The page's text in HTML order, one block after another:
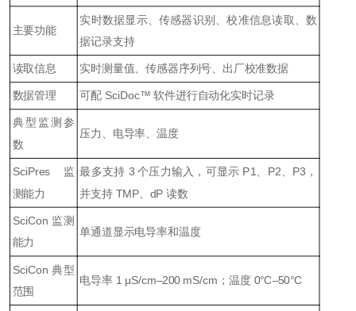
主要功能
实时数据显示、传感器识别、校准信息读取、数
据记录支持
读取信息 实时测量值、传感器序列号、出厂校准数据
数据管理 可配 SciDoc™ 软件进行自动化实时记录
典型监测参
数
压力、电导率、温度
SciPres 监
测能力
最多支持 3 个压力输入，可显示 P1、P2、P3，
并支持 TMP、dP 读数
SciCon 监测
能力
单通道显示电导率和温度
SciCon 典型
范围
电导率 1 µS/cm–200 mS/cm；温度 0°C–50°C